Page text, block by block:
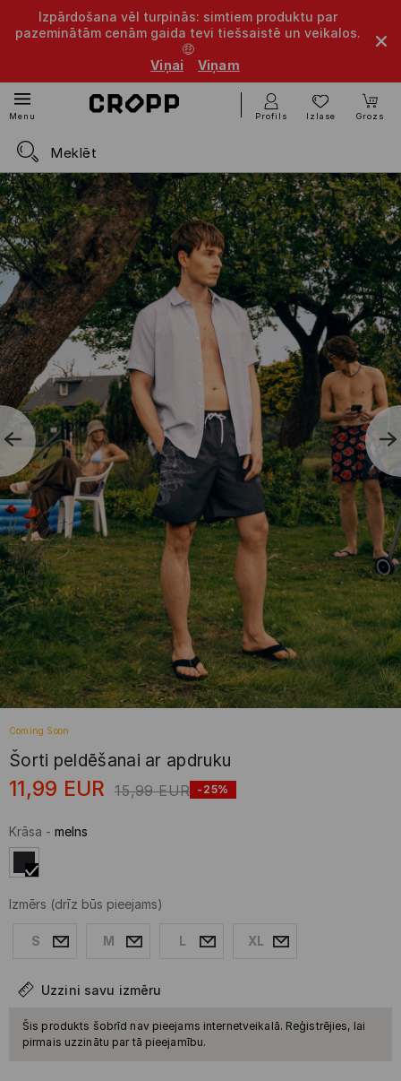
Izpārdošana vēl turpinās: simtiem produktu par
pazeminātām cenām gaida tevi tiešsaistē un veikalos.
🤑
Viņai
Viņam
Menu Profils Izlase Grozs
Coming Soon
Šorti peldēšanai ar apdruku
11,99 EUR 15,99 EUR -25%
Krāsa - melns
Izmērs (drīz būs pieejams)
S M L XL
Uzzini savu izmēru
Šis produkts šobrīd nav pieejams internetveikalā. Reģistrējies, lai
pirmais uzzinātu par tā pieejamību.